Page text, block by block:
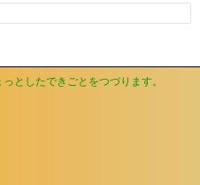
としたできごとをつづります。